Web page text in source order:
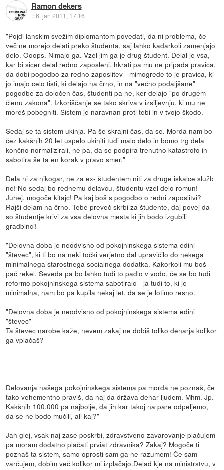
Ramon dekers
::6. jan 2011, 17:16
"Pojdi lanskim svežim diplomantom povedati, da ni problema, če
več ne morejo delati preko študenta, saj lahko kadarkoli zamenjajo
delo. Ooops. Nimajo ga. Vzel jim ga je drug študent. Delal je vsa,
kar bi sicer delal redno zaposleni, hkrati pa mu ne pripada pravica,
da dobi pogodbo za redno zaposlitev - mimogrede to je pravica, ki
jo imajo celo tisti, ki delajo na črno, in na "večno podaljšane"
pogodbe za določen čas, študenti pa ne, ker delajo "po drugem
členu zakona". Izkoriščanje se tako skriva v izsiljevnju, ki mu ne
moreš pobegniti. Sistem je naravnan proti tebi in v tvojo škodo.
Sedaj se ta sistem ukinja. Pa še skrajni čas, da se. Morda nam bo
čez kakšnih 20 let uspelo ukiniti tudi malo delo in bomo trg dela
končno normalizirali, ne pa, da se podpira trenutno katastrofo in
sabotira še ta en korak v pravo smer."
Dela ni za nikogar, ne za ex- študentem niti za druge iskalce služb
ne! No sedaj bo rednemu delavcu, študentu vzel delo romun!
Juhej, mogoče kitajc! Pa kaj boš s pogodbo o redni zaposlitvi?
Rajši delam na črno. Tebe preveč skrbi za študente, daj povej da
so študentje krivi za vsa delovna mesta ki jih bodo izgubili
gradbinci!
"Delovna doba je neodvisno od pokojninskega sistema edini
"števec", ki ti bo na neki točki verjetno dal upravičilo do nekega
minimalnega starostnega socialnega dodatka. Kakorkoli mu boš
pač rekel. Seveda pa bo lahko tudi to padlo v vodo, če se bo tudi
reformo pokojninskega sistema sabotiralo - ja tudi to, ki je
minimalna, nam bo pa kupila nekaj let, da se je lotimo resno.
"Delovna doba je neodvisno od pokojninskega sistema edini
"števec"
Ta števec narobe kaže, nevem zakaj ne dobiš toliko denarja kolikor
ga vplačaš?
Delovanja našega pokojninskega sistema pa morda ne poznaš, če
tako vehementno praviš, da naj da država denar ljudem. Mhm. Jp.
Kakšnih 100.000 pa najbolje, da jih kar takoj na pare odpeljemo,
da se ne bodo mučili, ali kaj?"
Jah glej, vsak naj zase poskrbi, zdravstveno zavarovanje plačujem
pa moram dodatno plačati prviat zdravnika? Zakaj? Mogoče ti
poznaš ta sistem, samo oprosti sam ga ne razumem! Če sam
varčujem, dobim več kolikor mi izplačajo.Delađ kje na ministrstvu, v